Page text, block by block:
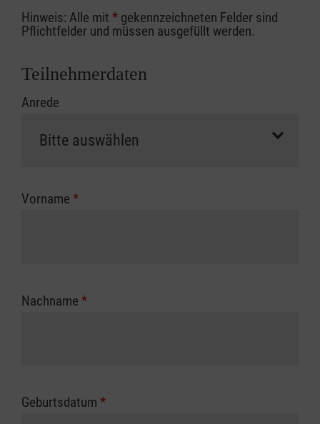
Sofern Sie ein Kostenübernahmeverfahren
Ihrer Berufsgenossenschaft / Unfallkasse
Abrechnungsunterlagen spätestens zu
erfolgt eine Abrechnung der vollen Kursgebühr
Die notwendigen Formulare für die
zuständigen Berufsgenossenschaft oder
Hinweis: Alle mit * gekennzeichneten Felder sind
Pflichtfelder und müssen ausgefüllt werden.
Teilnehmerdaten
Anrede
Vorname *
Nachname *
Geburtsdatum *